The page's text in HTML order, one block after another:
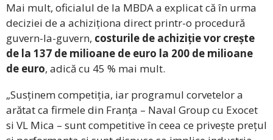
Mai mult, oficialul de la MBDA a explicat că în urma
deciziei de a achiziționa direct printr-o procedură
guvern-la-guvern, costurile de achiziție vor crește
de la 137 de milioane de euro la 200 de milioane
de euro, adică cu 45 % mai mult.
„Susținem competiția, iar programul corvetelor a
arătat ca firmele din Franța – Naval Group cu Exocet
si VL Mica – sunt competitive în ceea ce privește prețul